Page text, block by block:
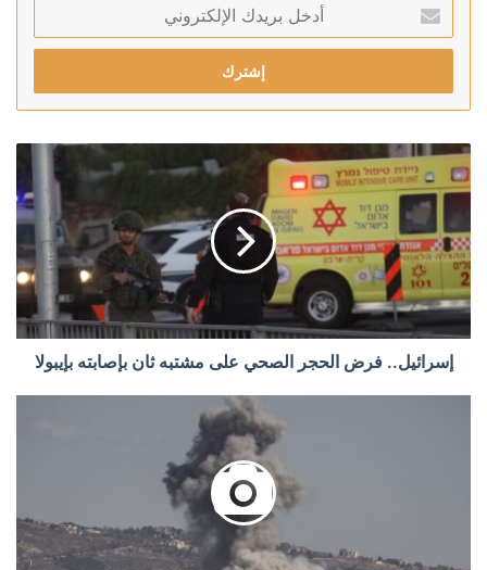
بريدك
الإلكتروني
إسرائيل.. فرض الحجر الصحي على مشتبه ثان بإصابته بإيبولا